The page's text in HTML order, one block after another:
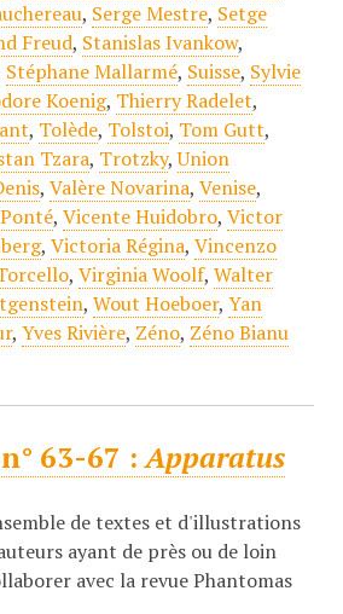
, Serge Mestre, Setge
Freud, Stanislas Ivankow,
Stéphane Mallarmé, Suisse, Sylvie
Koenig, Thierry Radelet,
, Tolède, Tolstoi, Tom Gutt,
Tzara, Trotzky,Union
, Valère Novarina, Venise,
, Vicente Huidobro, Victor
, Victoria Régina, Vincenzo
, Virginia Woolf, Walter
, Wout Hoeboer, Yan
, Yves Rivière, Zéno, Zéno Bianu
63-67 :Apparatus
de textes et d'illustrations
ayant de près ou de loin
avec la revue Phantomas